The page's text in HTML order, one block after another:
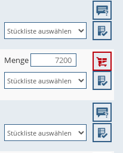
Menge